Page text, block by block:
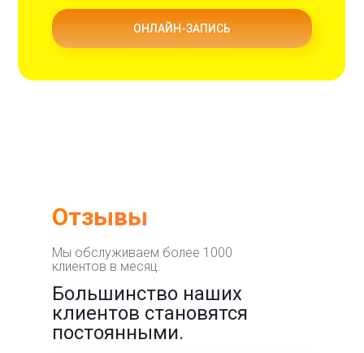
ОНЛАЙН-ЗАПИСЬ
Отзывы
Мы обслуживаем более 1000
клиентов в месяц.
Большинство наших
клиентов становятся
постоянными.